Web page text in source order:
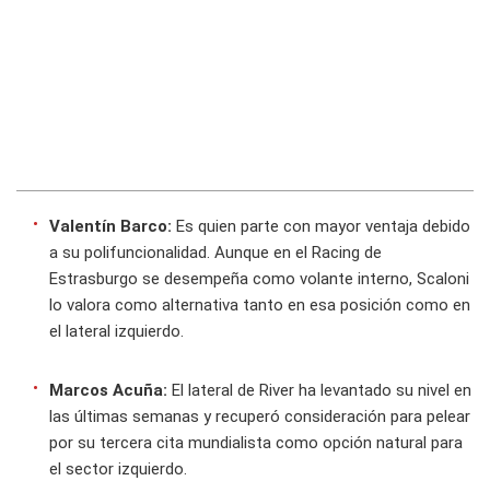
Valentín Barco: Es quien parte con mayor ventaja debido
a su polifuncionalidad. Aunque en el Racing de
Estrasburgo se desempeña como volante interno, Scaloni
lo valora como alternativa tanto en esa posición como en
el lateral izquierdo.
Marcos Acuña: El lateral de River ha levantado su nivel en
las últimas semanas y recuperó consideración para pelear
por su tercera cita mundialista como opción natural para
el sector izquierdo.